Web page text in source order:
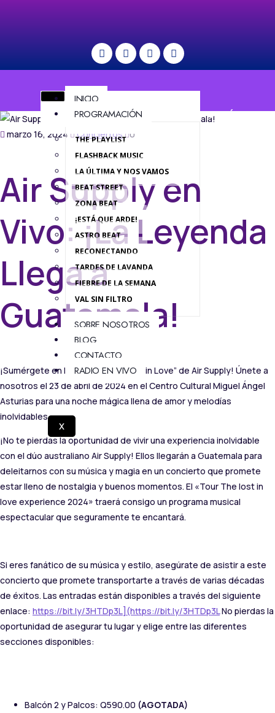
INICIO
PROGRAMACIÓN
THE PLAYLIST
FLASHBACK MUSIC
LA ÚLTIMA Y NOS VAMOS
BEAT STREET
ZONA BEAT
¡ESTÁ QUE ARDE!
ASTRO BEAT
RECONECTANDO
TARDES DE LAVANDA
FIEBRE DE LA SEMANA
VAL SIN FILTRO
SOBRE NOSOTROS
BLOG
CONTACTO
RADIO EN VIVO
X
MENÚ
marzo 16, 2024 Conciertos 0
Air Supply en
Vivo: ¡La Leyenda
Llega a
Guatemala!
¡Sumérgete en la experiencia “Lost in Love” de Air Supply! Únete a
nosotros el 23 de abril de 2024 en el Centro Cultural Miguel Ángel
Asturias para una noche mágica llena de amor y melodías
inolvidables.
¡No te pierdas la oportunidad de vivir una experiencia inolvidable
con el dúo australiano Air Supply! Ellos llegarán a Guatemala para
deleitarnos con su música y magia en un concierto que promete
estar lleno de nostalgia y buenos momentos. El «Tour The lost in
love experience 2024» traerá consigo un programa musical
espectacular que seguramente te encantará.
Si eres fanático de su música y estilo, asegúrate de asistir a este
concierto que promete transportarte a través de varias décadas
de éxitos. Las entradas están disponibles a través del siguiente
enlace: https://bit.ly/3HTDp3L](https://bit.ly/3HTDp3LNo pierdas la
oportunidad de asegurar tu lugar y elige entre las diferentes
secciones disponibles:
Balcón 2 y Palcos: Q590.00 (AGOTADA)